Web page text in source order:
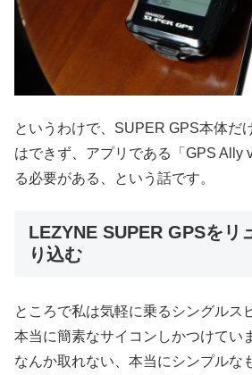
というわけで、SUPER GPS本体だ
はできず、アプリである「GPS Ally
る必要がある、という話です。
LEZYNE SUPER GPSをリ
り込む
ところで私は気軽に乗るシングルス
本当に簡素なサイコンしかつけてい
なんか取れない、本当にシンプルな